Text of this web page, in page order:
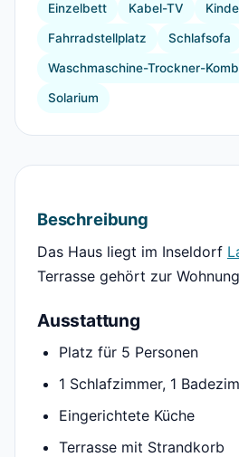
Einzelbett Kabel-TV
Fahrradstellplatz Schlafsofa
Waschmaschine-Trockner-
Solarium
Beschreibung
Das Haus liegt im Inseldorf
Terrasse gehört zur
Ausstattung
Platz für 5 Personen
1 Schlafzimmer, 1
Eingerichtete Küche
Terrasse mit Strandkorb